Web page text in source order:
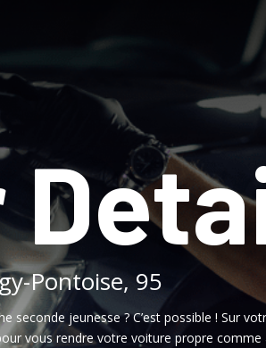
Pontoise, 95
seconde jeunesse ? C’est possible ! Sur
vous rendre votre voiture propre